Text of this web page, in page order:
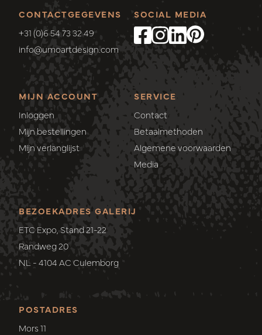
CONTACTGEGEVENS
+31 (0)6 54 73 32 49
info@umoartdesign.com
MIJN ACCOUNT
Inloggen
Mijn bestellingen
Mijn verlanglijst
SERVICE
Contact
Betaalmethoden
Algemene voorwaarden
Media
SOCIAL MEDIA
POSTADRES
Mors 11
BEZOEKADRES GALERIJ
ETC Expo, Stand 21-22
Randweg 20
NL - 4104 AC Culemborg